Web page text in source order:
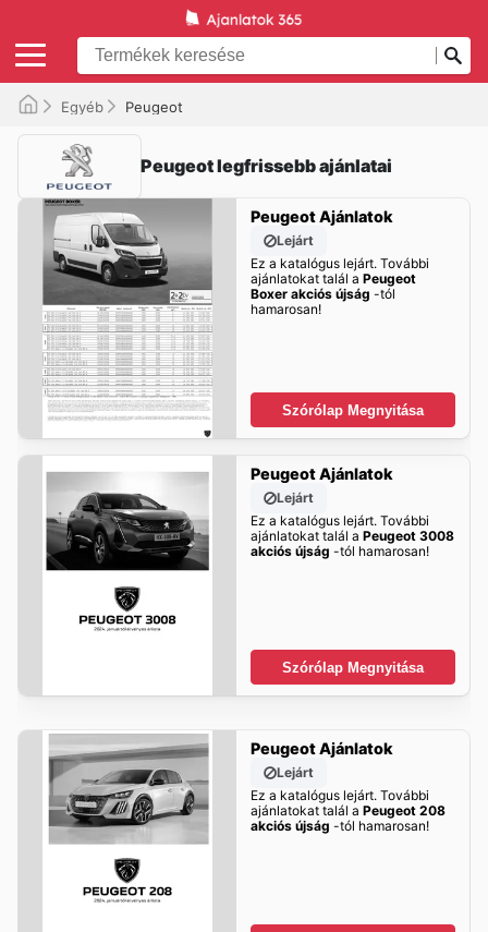
Egyéb Peugeot
Peugeot legfrissebb ajánlatai
Peugeot Ajánlatok
Lejárt
Ez a katalógus lejárt. További
ajánlatokat talál a Peugeot
Boxer akciós újság -tól
hamarosan!
Szórólap Megnyitása
Peugeot Ajánlatok
Lejárt
Ez a katalógus lejárt. További
ajánlatokat talál a Peugeot 3008
akciós újság -tól hamarosan!
Szórólap Megnyitása
Peugeot Ajánlatok
Lejárt
Ez a katalógus lejárt. További
ajánlatokat talál a Peugeot 208
akciós újság -tól hamarosan!